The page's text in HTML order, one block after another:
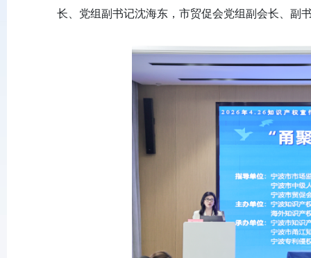
长、党组副书记沈海东，市贸促会党组副会长、副